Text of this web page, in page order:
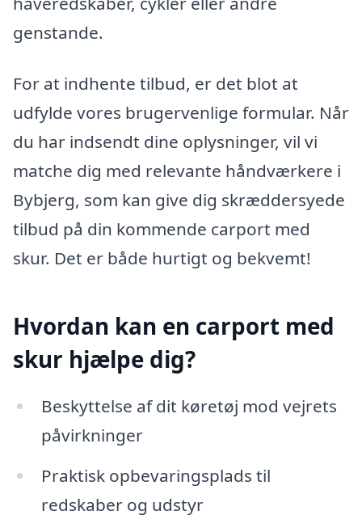
genstande.
For at indhente tilbud, er det blot at
udfylde vores brugervenlige formular. Når
du har indsendt dine oplysninger, vil vi
matche dig med relevante håndværkere i
Bybjerg, som kan give dig skræddersyede
tilbud på din kommende carport med
skur. Det er både hurtigt og bekvemt!
Hvordan kan en carport med
skur hjælpe dig?
Beskyttelse af dit køretøj mod vejrets
påvirkninger
Praktisk opbevaringsplads til
redskaber og udstyr